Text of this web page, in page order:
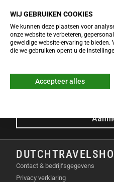
beantwoorden.
NIEUWSBRIEF
Meld je nu gratis aan voor de
E-mailadres
Contact & bedrijfsgegevens
Privacy verklaring
WIJ GEBRUIKEN COOKIES
We kunnen deze plaatsen voor
onze website te verbeteren,
geweldige website-ervaring te
die we gebruiken opent u de
Accepteer alles